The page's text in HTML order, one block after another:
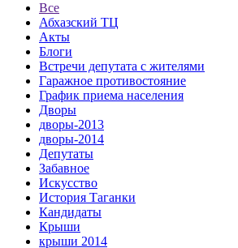
Все
Абхазский ТЦ
Акты
Блоги
Встречи депутата с жителями
Гаражное противостояние
График приема населения
Дворы
дворы-2013
дворы-2014
Депутаты
Забавное
Искусство
История Таганки
Кандидаты
Крыши
крыши 2014